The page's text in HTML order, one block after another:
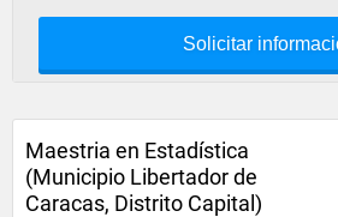
Solicitar
Maestria en Estadística
(Municipio Libertador de
Caracas, Distrito Capital)